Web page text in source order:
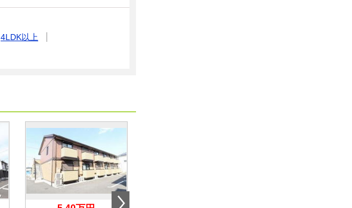
4LDK以上